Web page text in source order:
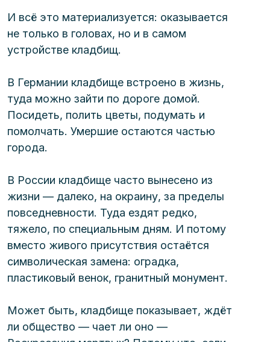
И всё это материализуется: оказывается
не только в головах, но и в самом
устройстве кладбищ.
В Германии кладбище встроено в жизнь,
туда можно зайти по дороге домой.
Посидеть, полить цветы, подумать и
помолчать. Умершие остаются частью
города.
В России кладбище часто вынесено из
жизни — далеко, на окраину, за пределы
повседневности. Туда ездят редко,
тяжело, по специальным дням. И потому
вместо живого присутствия остаётся
символическая замена: оградка,
пластиковый венок, гранитный монумент.
Может быть, кладбище показывает, ждёт
ли общество — чает ли оно —